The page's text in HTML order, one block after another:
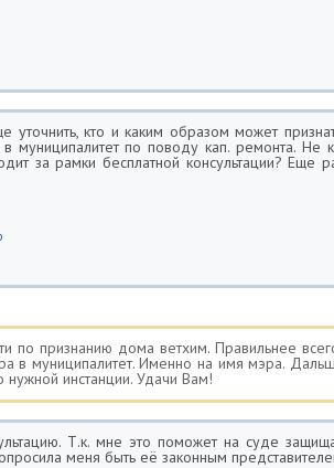
уточнить, кто и каким образом может
муниципалитет по поводу кап. ремонта. Не
за рамки бесплатной консультации? Еще
по признанию дома ветхим. Правильнее
в муниципалитет. Именно на имя мэра.
нужной инстанции. Удачи Вам!
Т.к. мне это поможет на суде
меня быть её законным